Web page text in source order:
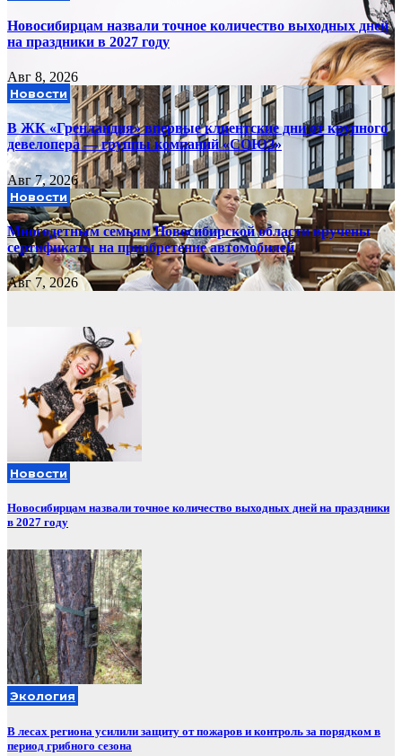
Новосибирцам назвали точное количество выходных дней
на праздники в 2027 году
Авг 8, 2026
Новости
В ЖК «Гренландия» впервые клиентские дни от крупного
девелопера — группы компаний «СОЮЗ»
Авг 7, 2026
Новости
Многодетным семьям Новосибирской области вручены
сертификаты на приобретение автомобилей
Авг 7, 2026
Новости
Новосибирцам назвали точное количество выходных дней на праздники
в 2027 году
Экология
В лесах региона усилили защиту от пожаров и контроль за порядком в
период грибного сезона